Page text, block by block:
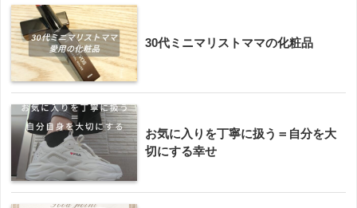
30代ミニマリストママの化粧品
お気に入りを丁寧に扱う＝自分を大
切にする幸せ